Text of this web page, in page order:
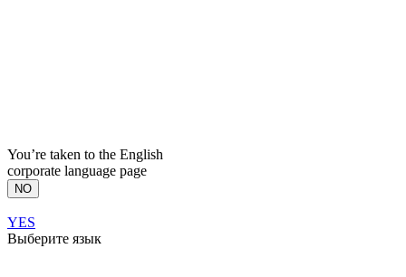
You’re taken to the English
corporate language page
NO
YES
Выберите язык